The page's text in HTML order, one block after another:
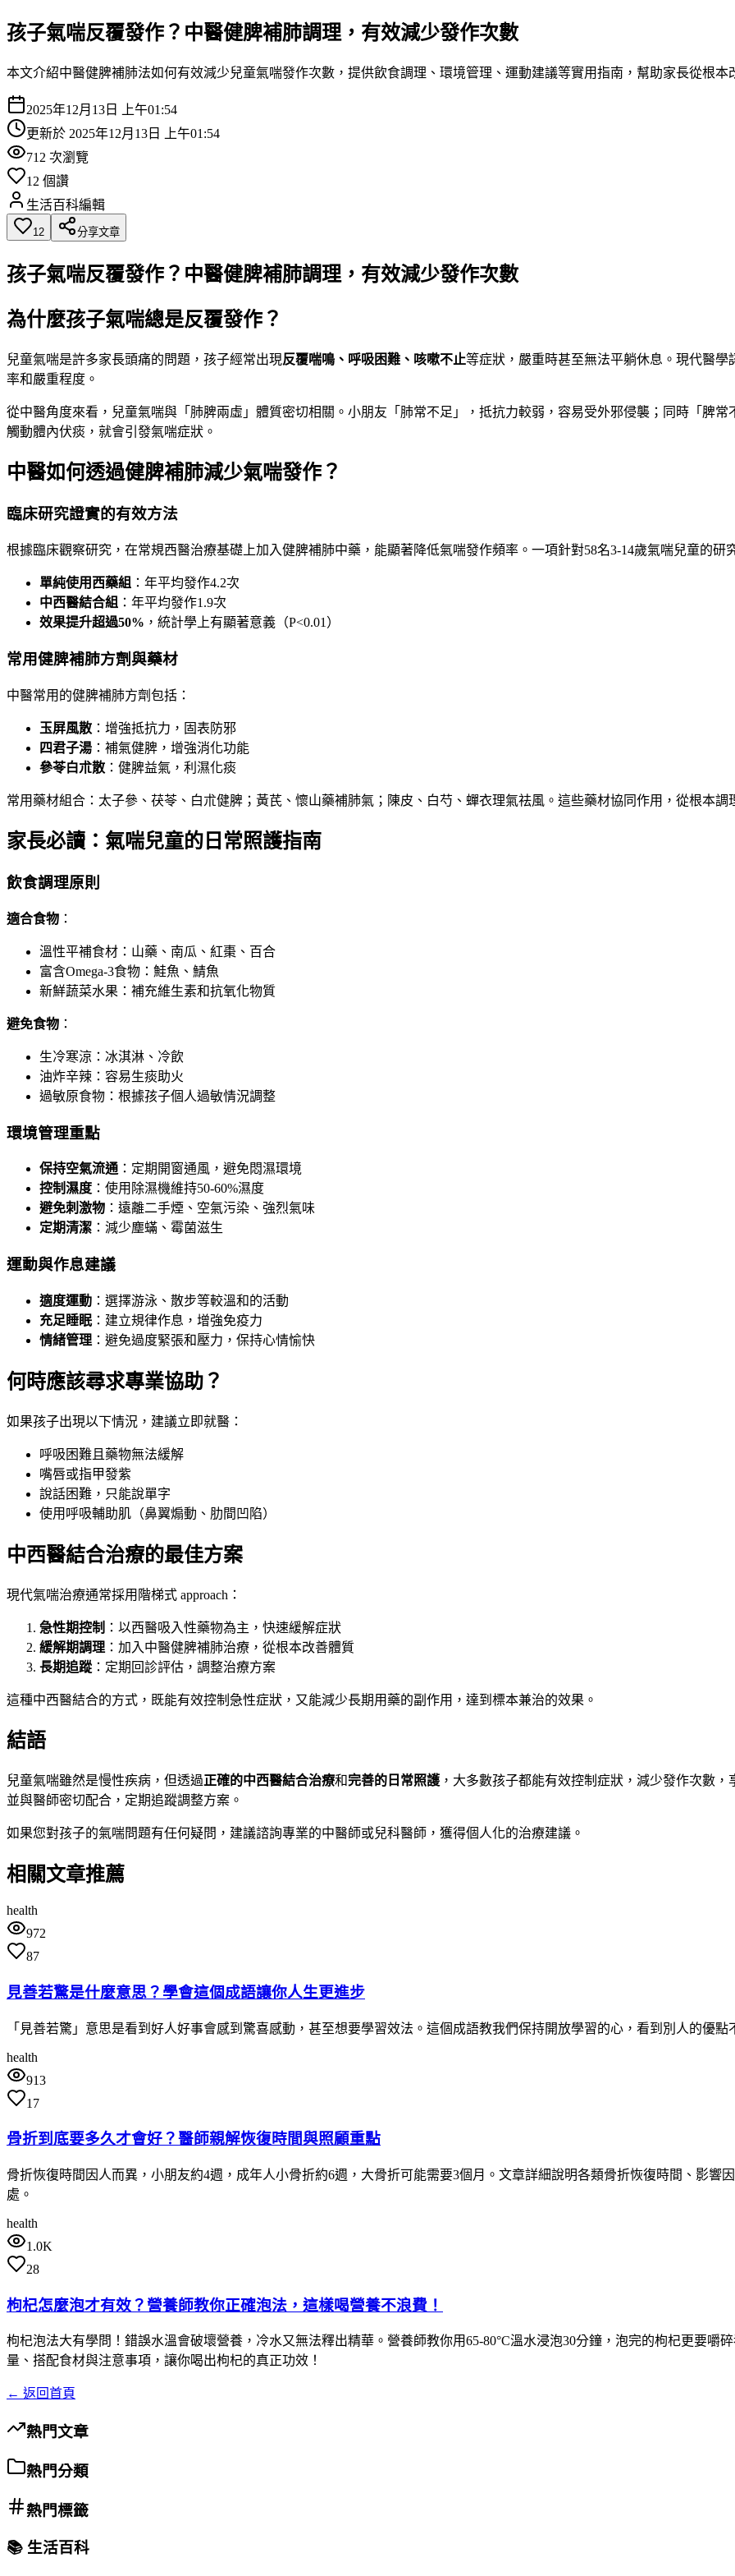
孩子氣喘反覆發作？中醫健脾補肺調理，有效減少發作次數
本文介紹中醫健脾補肺法如何有效減少兒童氣喘發作次數，提供飲食調理、環境管理、運動建議等實用指南，幫助家長從根
2025年12月13日 上午01:54
更新於 2025年12月13日 上午01:54
712 次瀏覽
12 個讚
生活百科編輯
12 分享文章
孩子氣喘反覆發作？中醫健脾補肺調理，有效減少發作次數
為什麼孩子氣喘總是反覆發作？
兒童氣喘是許多家長頭痛的問題，孩子經常出現反覆喘鳴、呼吸困難、咳嗽不止等症狀，嚴重時甚至無法平躺休息。現代醫
率和嚴重程度。
從中醫角度來看，兒童氣喘與「肺脾兩虛」體質密切相關。小朋友「肺常不足」，抵抗力較弱，容易受外邪侵襲；同時「脾
觸動體內伏痰，就會引發氣喘症狀。
中醫如何透過健脾補肺減少氣喘發作？
臨床研究證實的有效方法
根據臨床觀察研究，在常規西醫治療基礎上加入健脾補肺中藥，能顯著降低氣喘發作頻率。一項針對58名3-14歲氣喘兒童的研
單純使用西藥組 ：年平均發作4.2次
中西醫結合組 ：年平均發作1.9次
效果提升超過50% ，統計學上有顯著意義（P<0.01）
常用健脾補肺方劑與藥材
中醫常用的健脾補肺方劑包括：
玉屏風散 ：增強抵抗力，固表防邪
四君子湯 ：補氣健脾，增強消化功能
參苓白朮散 ：健脾益氣，利濕化痰
常用藥材組合：太子參、茯苓、白朮健脾；黃芪、懷山藥補肺氣；陳皮、白芍、蟬衣理氣祛風。這些藥材協同作用，從根本調
家長必讀：氣喘兒童的日常照護指南
飲食調理原則
適合食物 ：
溫性平補食材：山藥、南瓜、紅棗、百合
富含Omega-3食物：鮭魚、鯖魚
新鮮蔬菜水果：補充維生素和抗氧化物質
避免食物 ：
生冷寒涼：冰淇淋、冷飲
油炸辛辣：容易生痰助火
過敏原食物：根據孩子個人過敏情況調整
環境管理重點
保持空氣流通 ：定期開窗通風，避免悶濕環境
控制濕度 ：使用除濕機維持50-60%濕度
避免刺激物 ：遠離二手煙、空氣污染、強烈氣味
定期清潔 ：減少塵蟎、霉菌滋生
運動與作息建議
適度運動 ：選擇游泳、散步等較溫和的活動
充足睡眠：建立規律作息，增強免疫力
情緒管理 ：避免過度緊張和壓力，保持心情愉快
何時應該尋求專業協助？
如果孩子出現以下情況，建議立即就醫：
呼吸困難且藥物無法緩解
嘴唇或指甲發紫
說話困難，只能說單字
使用呼吸輔助肌（鼻翼煽動、肋間凹陷）
中西醫結合治療的最佳方案
現代氣喘治療通常採用階梯式 approach：
急性期控制 ：以西醫吸入性藥物為主，快速緩解症狀
緩解期調理 ：加入中醫健脾補肺治療，從根本改善體質
長期追蹤 ：定期回診評估，調整治療方案
這種中西醫結合的方式，既能有效控制急性症狀，又能減少長期用藥的副作用，達到標本兼治的效果。
結語
兒童氣喘雖然是慢性疾病，但透過正確的中西醫結合治療和完善的日常照護 ，大多數孩子都能有效控制症狀，減少發作次數
並與醫師密切配合，定期追蹤調整方案。
如果您對孩子的氣喘問題有任何疑問，建議諮詢專業的中醫師或兒科醫師，獲得個人化的治療建議。
相關文章推薦
health
972
87
見善若驚是什麼意思？學會這個成語讓你人生更進步
「見善若驚」意思是看到好人好事會感到驚喜感動，甚至想要學習效法。這個成語教我們保持開放學習的心，看到別人的優
health
913
17
骨折到底要多久才會好？醫師親解恢復時間與照顧重點
骨折恢復時間因人而異，小朋友約4週，成年人小骨折約6週，大骨折可能需要3個月。文章詳細說明各類骨折恢復時間、影響
處。
health
1.0K
28
枸杞怎麼泡才有效？營養師教你正確泡法，這樣喝營養不浪費！
枸杞泡法大有學問！錯誤水溫會破壞營養，冷水又無法釋出精華。營養師教你用65-80°C溫水浸泡30分鐘，泡完的枸杞更要嚼
量、搭配食材與注意事項，讓你喝出枸杞的真正功效！
← 返回首頁
熱門文章
熱門分類
熱門標籤
📚 生活百科